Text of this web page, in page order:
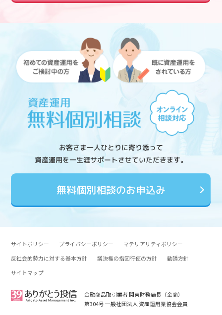
お客さま一人ひとりに寄り添って
資産運用を一生涯サポートさせていただきます。
無料個別相談のお申込み
サイトポリシー プライバシーポリシー
マテリアリティポリシー
反社会的勢力に対する基本方針
議決権の指図行使の方針
勧誘方針
サイトマップ
金融商品取引業者 関東財務局長（金商）
第304号 一般社団法人 資産運用業協会会員